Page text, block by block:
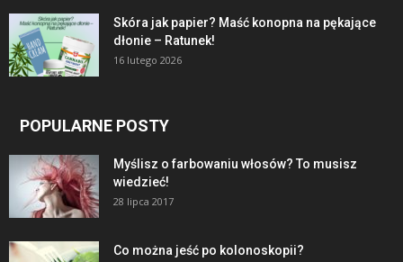
Skóra jak papier? Maść konopna na pękające
dłonie – Ratunek!
16 lutego 2026
POPULARNE POSTY
Myślisz o farbowaniu włosów? To musisz
wiedzieć!
28 lipca 2017
Co można jeść po kolonoskopii?